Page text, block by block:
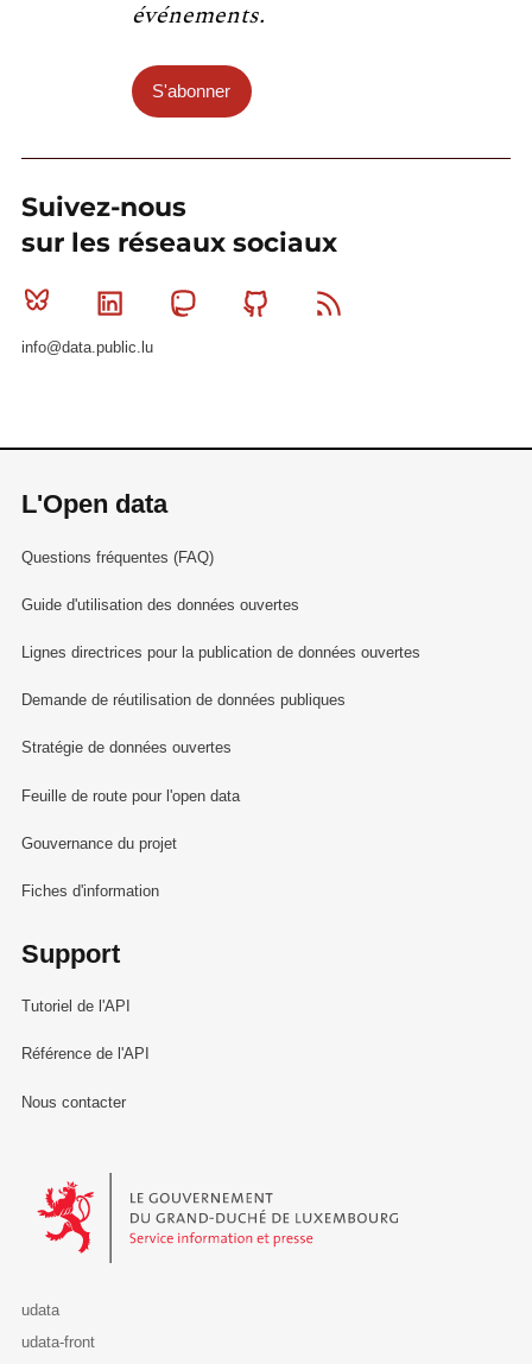
événements.
S'abonner
Suivez-nous
sur les réseaux sociaux
Bluesky Linkedin MastodonGithub
info@data.public.lu
L'Open data
Questions fréquentes (FAQ)
Guide d'utilisation des données ouvertes
Lignes directrices pour la publication de données ouvertes
Demande de réutilisation de données publiques
Stratégie de données ouvertes
Feuille de route pour l'open data
Gouvernance du projet
Fiches d'information
Support
Tutoriel de l'API
Référence de l'API
Nous contacter
Le Gouvernement du Grand-Duché de Luxembourg - Service
udata
udata-front